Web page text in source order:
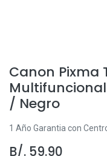
Canon Pixma
/ Negro
1 Año Garantia con
B/. 59.90